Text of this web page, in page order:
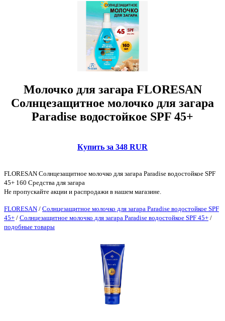
Молочко для загара FLORESAN
Солнцезащитное молочко для загара
Paradise водостойкое SPF 45+
Купить за 348 RUR
FLORESAN Солнцезащитное молочко для загара Paradise водостойкое SPF
45+ 160 Средства для загара
Не пропускайте акции и распродажи в нашем магазине.
FLORESAN / Солнцезащитное молочко для загара Paradise водостойкое SPF
45+ / Солнцезащитное молочко для загара Paradise водостойкое SPF 45+ /
подобные товары